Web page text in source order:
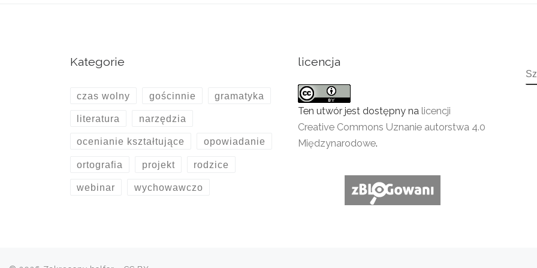
Kategorie
czas wolny gościnnie gramatyka
literatura narzędzia
ocenianie kształtujące opowiadanie
ortografia projekt rodzice
webinar wychowawczo
licencja
Ten utwór jest dostępny na licencji
Creative Commons Uznanie autorstwa 4.0
Międzynarodowe.